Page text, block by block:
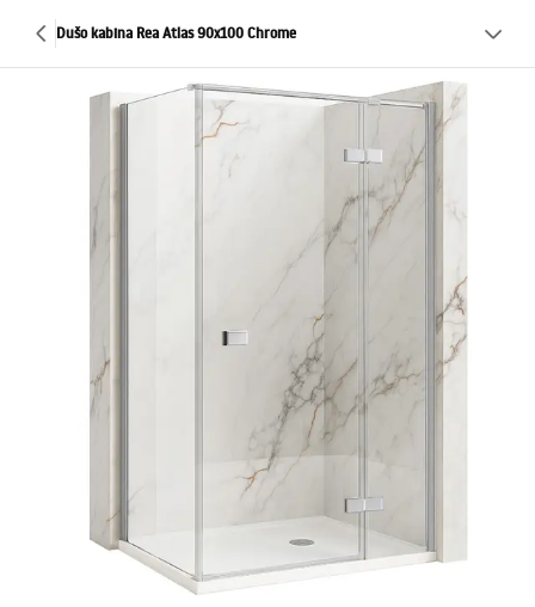
Dušo kabina Rea Atlas 90x100 Chrome